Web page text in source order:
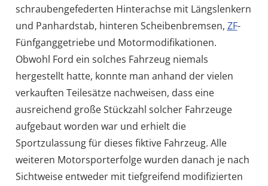
schraubengefederten Hinterachse mit Längslenkern
und Panhardstab, hinteren Scheibenbremsen, ZF-
Fünfganggetriebe und Motormodifikationen.
Obwohl Ford ein solches Fahrzeug niemals
hergestellt hatte, konnte man anhand der vielen
verkauften Teilesätze nachweisen, dass eine
ausreichend große Stückzahl solcher Fahrzeuge
aufgebaut worden war und erhielt die
Sportzulassung für dieses fiktive Fahrzeug. Alle
weiteren Motorsporterfolge wurden danach je nach
Sichtweise entweder mit tiefgreifend modifizierten